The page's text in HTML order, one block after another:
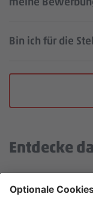
Bin ich für die
Entdecke